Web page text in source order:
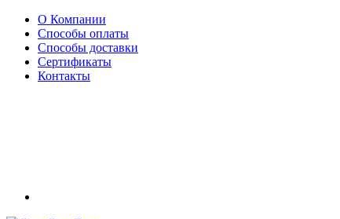
О Компании
Способы оплаты
Способы доставки
Сертификаты
Контакты